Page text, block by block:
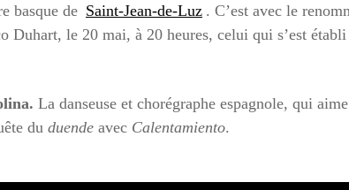
basque de Saint-Jean-de-Luz . C’est avec le
le 20 mai, à 20 heures, celui qui s’est
La danseuse et chorégraphe espagnole, qui
du duende avec Calentamiento.